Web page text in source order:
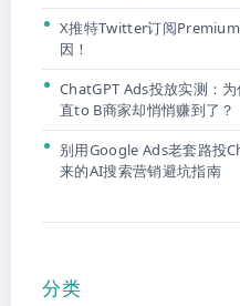
X推特Twitter订阅
因！
ChatGPT Ads投放实测：
直to B商家却悄悄赚到了？
别用Google Ads老套路投
来的AI搜索营销避坑指南
分类